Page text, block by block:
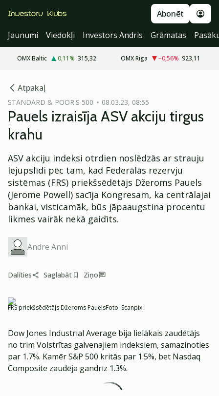
Abonēt
Jaunumi
Viedokļi Investors Andris Grāmatas
OMX Baltic 0,11% 315,32 OMX Riga −0,56% 923,11
Atpakaļ
STANDARD & POOR'S 500 08.03.23, 08:55
Pauels izraisīja ASV akciju tirgus
krahu
ASV akciju indeksi otrdien noslēdzās ar strauju
lejupslīdi pēc tam, kad Federālās rezervju
sistēmas (FRS) priekšsēdētājs Džeroms Pauels
(Jerome Powell) sacīja Kongresam, ka centrālajai
bankai, visticamāk, būs jāpaaugstina procentu
likmes vairāk nekā gaidīts.
Andre Anni
Dalīties Saglabāt Ziņo
FRS priekšsēdētājs Džeroms PauelsFoto: Scanpix
Dow Jones Industrial Average bija lielākais zaudētājs
no trim Volstrītas galvenajiem indeksiem, samazinoties
par 1.7%. Kamēr S&P 500 kritās par 1.5%, bet Nasdaq
Composite zaudēja gandrīz 1.3%.